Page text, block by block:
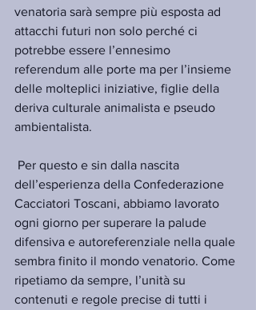
venatoria sarà sempre più esposta ad
attacchi futuri non solo perché ci
potrebbe essere l’ennesimo
referendum alle porte ma per l’insieme
delle molteplici iniziative, figlie della
deriva culturale animalista e pseudo
ambientalista.
dell’esperienza della Confederazione
Cacciatori Toscani, abbiamo lavorato
ogni giorno per superare la palude
difensiva e autoreferenziale nella quale
sembra finito il mondo venatorio. Come
ripetiamo da sempre, l’unità su
contenuti e regole precise di tutti i